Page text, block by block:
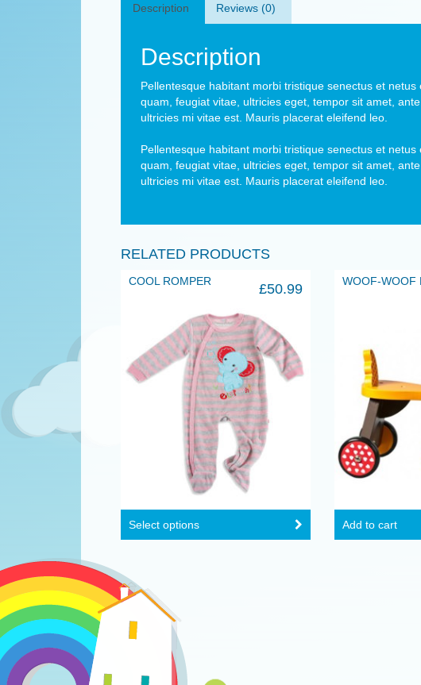
Description Reviews (0)
Description
Pellentesque habitant morbi tristique senectus et
quam, feugiat vitae, ultricies eget, tempor sit amet,
ultricies mi vitae est. Mauris placerat eleifend leo.
Pellentesque habitant morbi tristique senectus et
quam, feugiat vitae, ultricies eget, tempor sit amet,
ultricies mi vitae est. Mauris placerat eleifend leo.
RELATED PRODUCTS
COOL ROMPER £50.99
Select options
WOOF-WOOF
Add to cart